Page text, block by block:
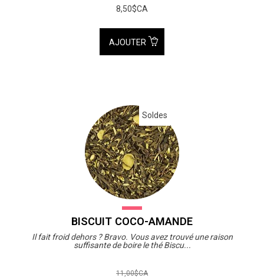
8,50$CA
AJOUTER
Soldes
BISCUIT COCO-AMANDE
Il fait froid dehors ? Bravo. Vous avez trouvé une raison
suffisante de boire le thé Biscu...
11,00$CA